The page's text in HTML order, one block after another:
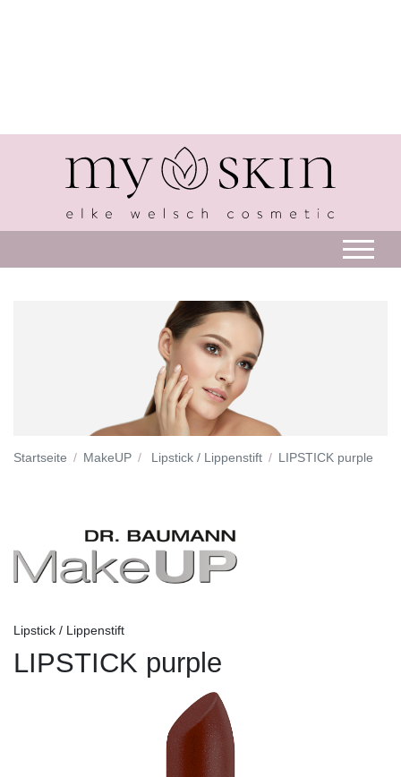
Startseite MakeUP Lipstick / Lippenstift LIPSTICK purple
Lipstick / Lippenstift
LIPSTICK purple